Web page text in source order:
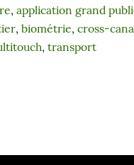
, application grand
, biométrie, cross-
, transport